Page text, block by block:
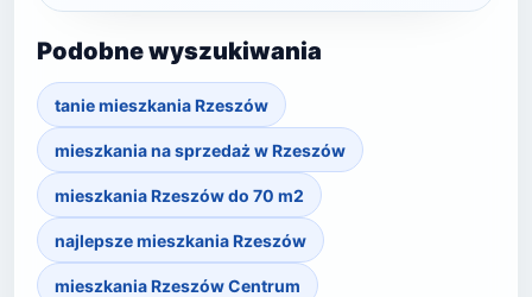
Podobne wyszukiwania
tanie mieszkania Rzeszów
mieszkania na sprzedaż w Rzeszów
mieszkania Rzeszów do 70 m2
najlepsze mieszkania Rzeszów
mieszkania Rzeszów Centrum